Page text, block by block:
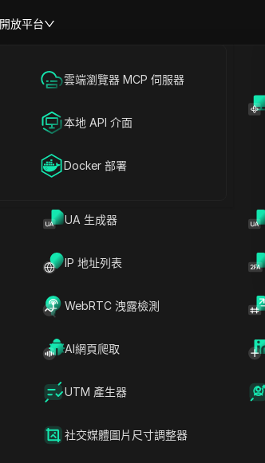
UA 生成器
IP 地址列表
WebRTC 洩露檢測
AI網頁爬取
UTM 產生器
社交媒體圖片尺寸調整器
開放平台
雲端瀏覽器 MCP 伺服器
本地 API 介面
Docker 部署
期問題（2025）
分鐘 閱讀
文章內容
相關問題與答案